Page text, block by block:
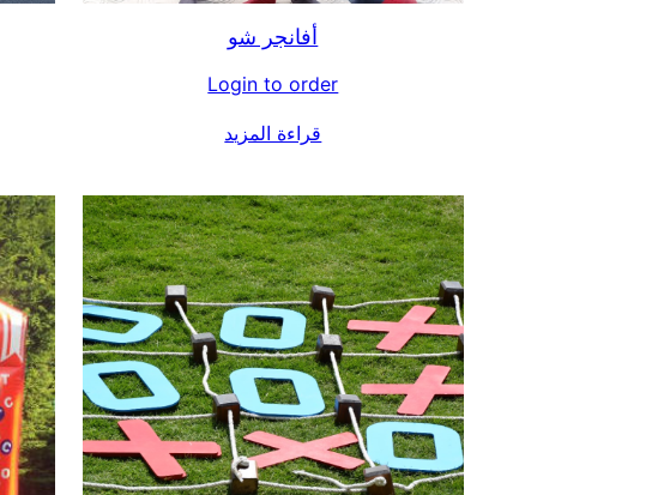
أفانجر شو
Login to order
قراءة المزيد